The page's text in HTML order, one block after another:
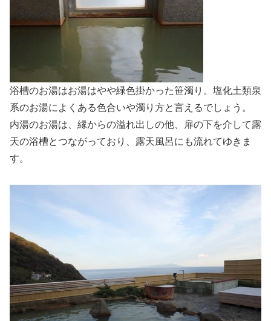
浴槽のお湯はお湯はやや緑色掛かった笹濁り。塩化土類泉
系のお湯によくある色合いや濁り方と言えるでしょう。
内湯のお湯は、縁からの溢れ出しの他、扉の下を介して露
天の浴槽とつながっており、露天風呂にも流れてゆきま
す。